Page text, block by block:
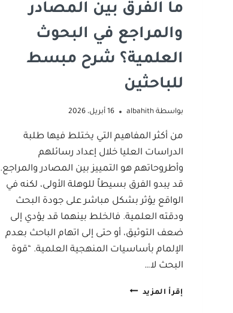
ما الفرق بين المصادر
والمراجع في البحوث
العلمية؟ شرح مبسط
للباحثين
بواسطة albahith 16 أبريل، 2026
من أكثر المفاهيم التي يختلط فيها طلبة
الدراسات العليا خلال إعداد رسائلهم
وأطروحاتهم هو التمييز بين المصادر والمراجع.
قد يبدو الفرق بسيطاً للوهلة الأولى، لكنه في
الواقع يؤثر بشكل مباشر على جودة البحث
ودقته العلمية. فالخلط بينهما قد يؤدي إلى
ضعف التوثيق، أو حتى إلى اتهام الباحث بعدم
الإلمام بأساسيات المنهجية العلمية. “قوة
البحث لا…
إقرأ المزيد ما